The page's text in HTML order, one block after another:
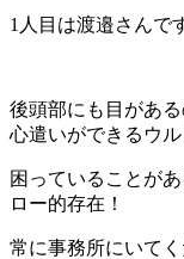
1人目は渡邉さんで
後頭部にも目があ
心遣いができるウ
困っていることが
ロー的存在！
常に事務所にいて